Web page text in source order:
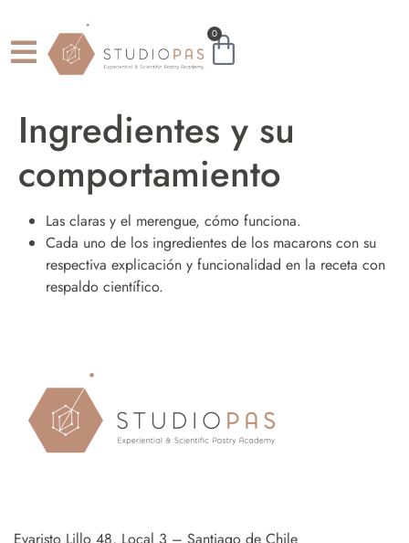
0
Ingredientes y su
comportamiento
Las claras y el merengue, cómo funciona.
Cada uno de los ingredientes de los macarons con su
respectiva explicación y funcionalidad en la receta con
respaldo científico.